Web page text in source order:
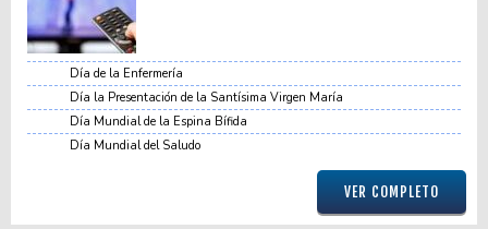
Día de la Enfermería
Día la Presentación de la Santísima Virgen María
Día Mundial de la Espina Bífida
Día Mundial del Saludo
VER COMPLETO